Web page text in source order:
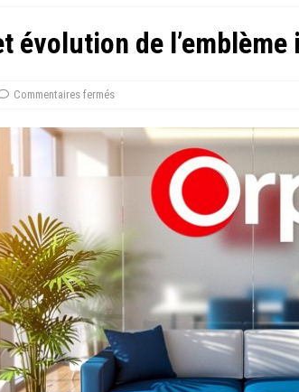
évolution de
Commentaires fermés